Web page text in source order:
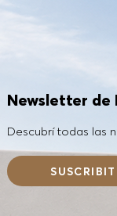
Newsletter de
Descubrí todas las